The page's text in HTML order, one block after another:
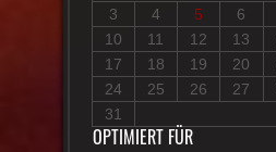
3
4 5 6
10
11 12 13
17
18 19 20
24
25 26 27
31
OPTIMIERT FÜR